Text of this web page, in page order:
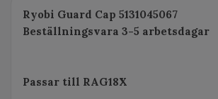
Ryobi Guard Cap 5131045067
Beställningsvara 3-5 arbetsdagar
Passar till RAG18X